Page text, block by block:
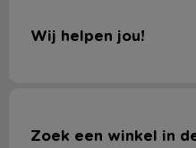
Wij helpen jou!
Zoek een winkel in